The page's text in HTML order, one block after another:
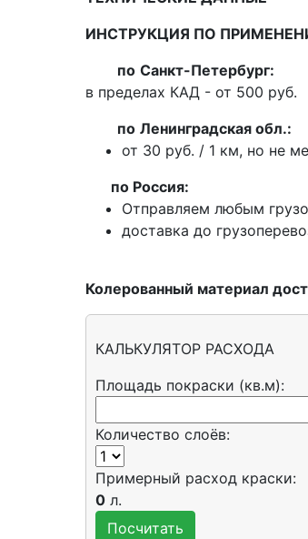
ИНСТРУКЦИЯ ПО
по Санкт-Петербург:
в пределах КАД - от 500 руб.
по Ленинградская обл.:
от 30 руб. / 1 км, но не
по Россия:
Отправляем любым
доставка до
Колерованный материал
КАЛЬКУЛЯТОР РАСХОДА
Площадь покраски (кв.м):
Количество слоёв:
Примерный расход краски:
0 л.